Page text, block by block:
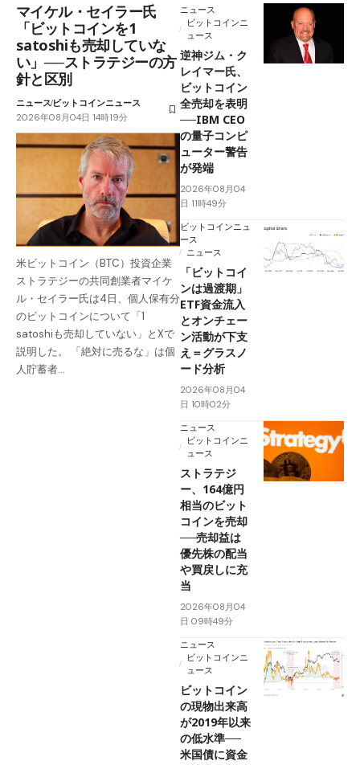
マイケル・セイラー氏
「ビットコインを1
satoshiも売却していな
い」──ストラテジーの方
針と区別
ニュースビットコインニュース
2026年08月04日 14時19分
米ビットコイン（BTC）投資企業
ストラテジーの共同創業者マイケ
ル・セイラー氏は4日、個人保有分
のビットコインについて「1
satoshiも売却していない」とXで
説明した。 「絶対に売るな」は個
人貯蓄者…
ニュース
ビットコインニ
ュース
逆神ジム・ク
レイマー氏、
ビットコイン
全売却を表明
──IBM CEO
の量子コンピ
ューター警告
が発端
2026年08月04
日 11時49分
ビットコインニュ
ース
ニュース
「ビットコイ
ンは過渡期」
ETF資金流入
とオンチェー
ン活動が下支
え＝グラスノ
ード分析
2026年08月04
日 10時02分
ニュース
ビットコインニ
ュース
ストラテジ
ー、164億円
相当のビット
コインを売却
──売却益は
優先株の配当
や買戻しに充
当
2026年08月04
日 09時49分
ニュース
ビットコインニ
ュース
ビットコイン
の現物出来高
が2019年以来
の低水準──
米国債に資金